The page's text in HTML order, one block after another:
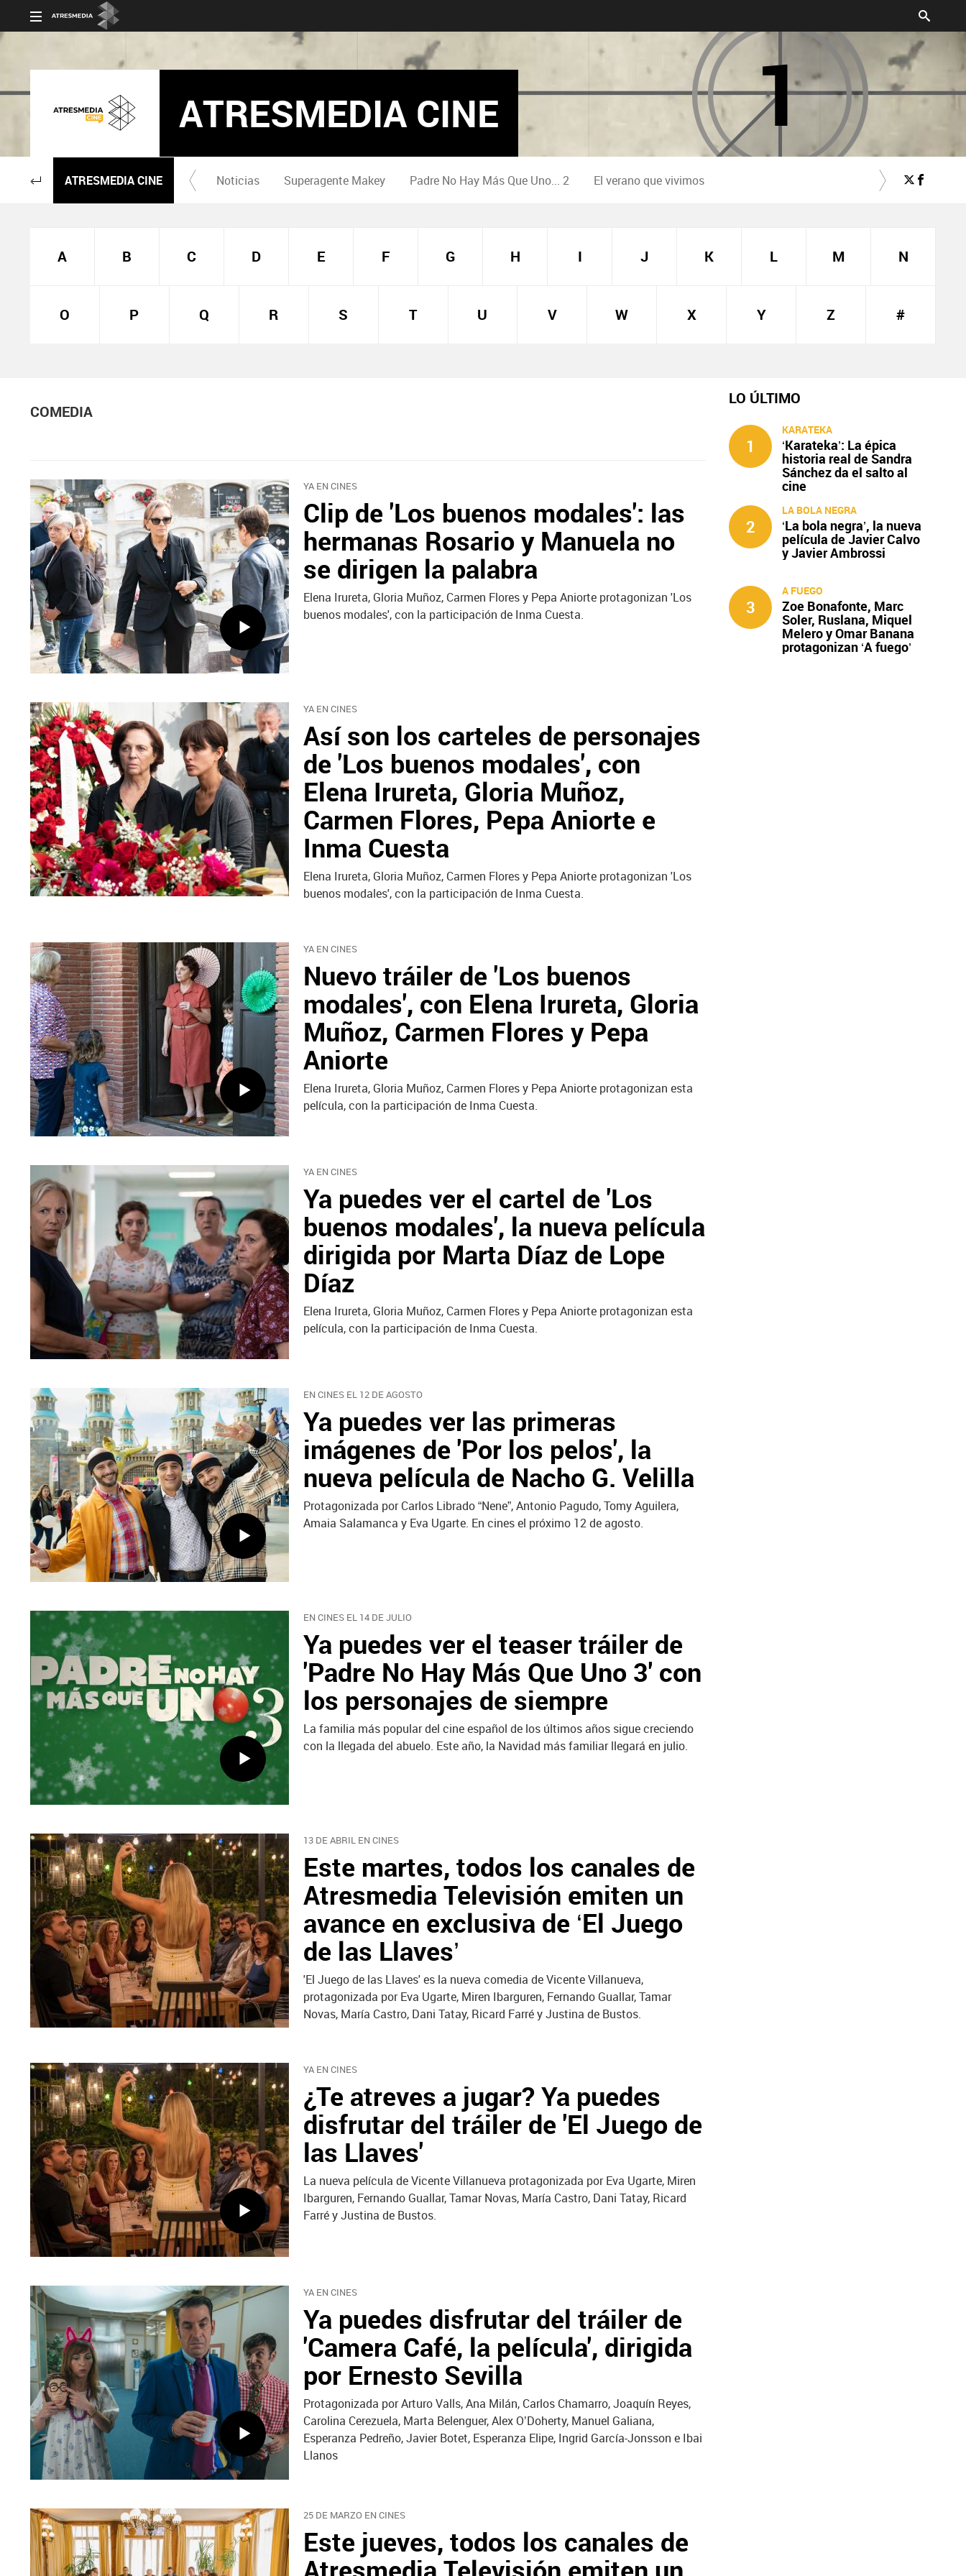
ATRESMEDIA CINE
ATRESMEDIA CINE Noticias Superagente Makey Padre No Hay Más Que Uno... 2 El verano que vivimos
A B C D E F G H I J K L M N
O P Q R S T U V W X Y Z #
COMEDIA
YA EN CINES
Clip de 'Los buenos modales': las
hermanas Rosario y Manuela no
se dirigen la palabra
Elena Irureta, Gloria Muñoz, Carmen Flores y Pepa Aniorte protagonizan 'Los
buenos modales', con la participación de Inma Cuesta.
YA EN CINES
Así son los carteles de personajes
de 'Los buenos modales', con
Elena Irureta, Gloria Muñoz,
Carmen Flores, Pepa Aniorte e
Inma Cuesta
Elena Irureta, Gloria Muñoz, Carmen Flores y Pepa Aniorte protagonizan 'Los
buenos modales', con la participación de Inma Cuesta.
YA EN CINES
Nuevo tráiler de 'Los buenos
modales', con Elena Irureta, Gloria
Muñoz, Carmen Flores y Pepa
Aniorte
Elena Irureta, Gloria Muñoz, Carmen Flores y Pepa Aniorte protagonizan esta
película, con la participación de Inma Cuesta.
YA EN CINES
Ya puedes ver el cartel de 'Los
buenos modales', la nueva película
dirigida por Marta Díaz de Lope
Díaz
Elena Irureta, Gloria Muñoz, Carmen Flores y Pepa Aniorte protagonizan esta
película, con la participación de Inma Cuesta.
EN CINES EL 12 DE AGOSTO
Ya puedes ver las primeras
imágenes de 'Por los pelos', la
nueva película de Nacho G. Velilla
Protagonizada por Carlos Librado “Nene”, Antonio Pagudo, Tomy Aguilera,
Amaia Salamanca y Eva Ugarte. En cines el próximo 12 de agosto.
EN CINES EL 14 DE JULIO
Ya puedes ver el teaser tráiler de
'Padre No Hay Más Que Uno 3' con
los personajes de siempre
La familia más popular del cine español de los últimos años sigue creciendo
con la llegada del abuelo. Este año, la Navidad más familiar llegará en julio.
13 DE ABRIL EN CINES
Este martes, todos los canales de
Atresmedia Televisión emiten un
avance en exclusiva de ‘El Juego
de las Llaves’
'El Juego de las Llaves' es la nueva comedia de Vicente Villanueva,
protagonizada por Eva Ugarte, Miren Ibarguren, Fernando Guallar, Tamar
Novas, María Castro, Dani Tatay, Ricard Farré y Justina de Bustos.
YA EN CINES
¿Te atreves a jugar? Ya puedes
disfrutar del tráiler de 'El Juego de
las Llaves'
La nueva película de Vicente Villanueva protagonizada por Eva Ugarte, Miren
Ibarguren, Fernando Guallar, Tamar Novas, María Castro, Dani Tatay, Ricard
Farré y Justina de Bustos.
YA EN CINES
Ya puedes disfrutar del tráiler de
'Camera Café, la película', dirigida
por Ernesto Sevilla
Protagonizada por Arturo Valls, Ana Milán, Carlos Chamarro, Joaquín Reyes,
Carolina Cerezuela, Marta Belenguer, Alex O’Doherty, Manuel Galiana,
Esperanza Pedreño, Javier Botet, Esperanza Elipe, Ingrid García-Jonsson e Ibai
Llanos
25 DE MARZO EN CINES
Este jueves, todos los canales de
LO ÚLTIMO
1
KARATEKA
‘Karateka’: La épica
historia real de Sandra
Sánchez da el salto al
cine
2
LA BOLA NEGRA
‘La bola negra’, la nueva
película de Javier Calvo
y Javier Ambrossi
3
A FUEGO
Zoe Bonafonte, Marc
Soler, Ruslana, Miquel
Melero y Omar Banana
protagonizan ‘A fuego’